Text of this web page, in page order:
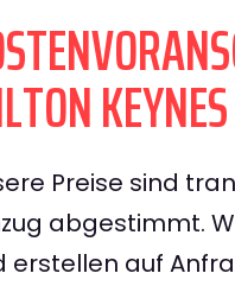
KEYNES
Preise sind
abgestimmt.
erstellen auf